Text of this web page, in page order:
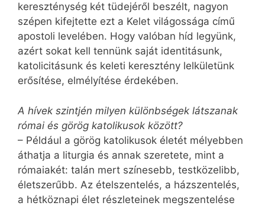
kereszténység két tüdejéről beszélt, nagyon
szépen kifejtette ezt a Kelet világossága című
apostoli levelében. Hogy valóban híd legyünk,
azért sokat kell tennünk saját identitásunk,
katolicitásunk és keleti keresztény lelkületünk
erősítése, elmélyítése érdekében.
A hívek szintjén milyen különbségek látszanak
római és görög katolikusok között?
– Például a görög katolikusok életét mélyebben
áthatja a liturgia és annak szeretete, mint a
rómaiakét: talán mert színesebb, testközelibb,
életszerűbb. Az ételszentelés, a házszentelés,
a hétköznapi élet részleteinek megszentelése